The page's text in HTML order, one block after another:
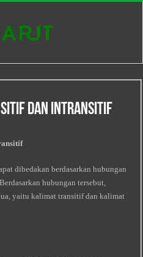
Dan Intransitif
dibedakan berdasarkan hubungan
hubungan tersebut,
yaitu kalimat transitif dan kalimat